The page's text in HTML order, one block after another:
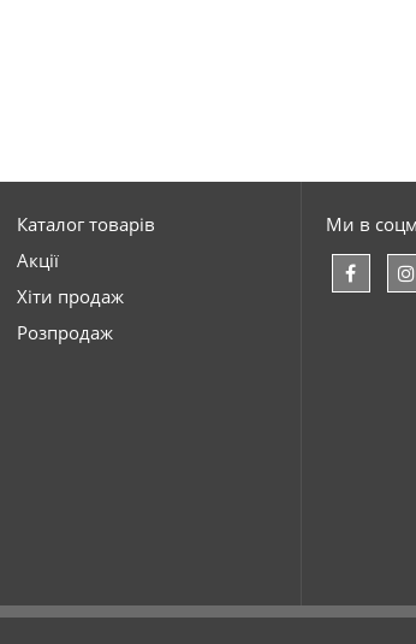
Каталог товарів
Акції
Хіти продаж
Розпродаж
Ми в